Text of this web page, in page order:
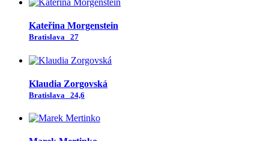
Kateřina Morgenstein
Bratislava 27
Klaudia Zorgovská
Bratislava 24,6